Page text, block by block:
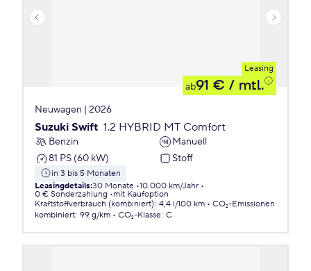
Leasing
ab91 € / mtl.
Neuwagen | 2026
Suzuki Swift 1.2 HYBRID MT Comfort
Benzin
Manuell
81 PS (60 kW)
Stoff
in 3 bis 5 Monaten
Leasingdetails:30 Monate 10.000 km/Jahr
0 € Sonderzahlung
mit Kaufoption
Kraftstoffverbrauch (kombiniert): 4,4 l/100 km
CO₂-Emissionen
kombiniert: 99 g/km CO₂-Klasse: C